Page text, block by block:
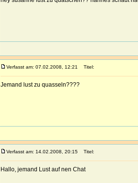
Verfasst am: 07.02.2008, 12:21 Titel:
Jemand lust zu quasseln????
Verfasst am: 14.02.2008, 20:15 Titel:
Hallo, jemand Lust auf nen Chat